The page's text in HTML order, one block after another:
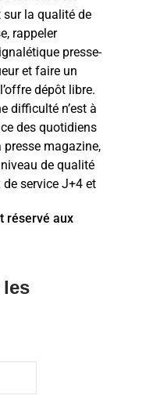
sur la qualité de
rappeler
presse-
et faire un
dépôt libre.
difficulté n’est à
des quotidiens
magazine,
de qualité
service J+4 et
réservé aux